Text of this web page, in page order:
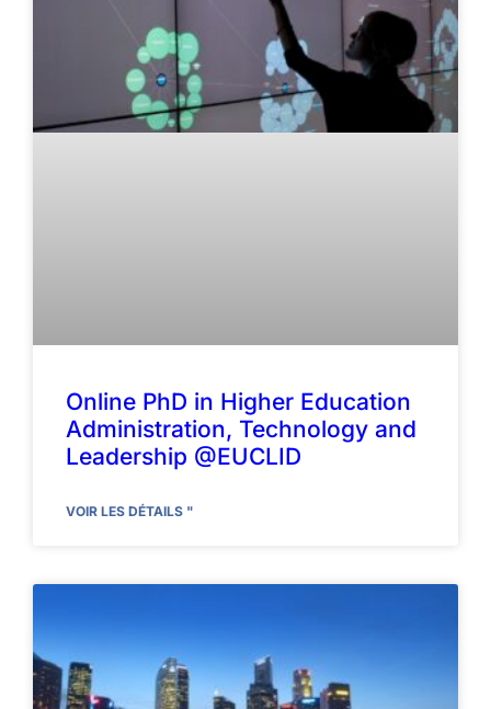
Online PhD in Higher Education
Administration, Technology and
Leadership @EUCLID
VOIR LES DÉTAILS "